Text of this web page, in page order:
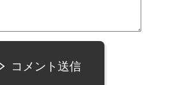
コメント送信